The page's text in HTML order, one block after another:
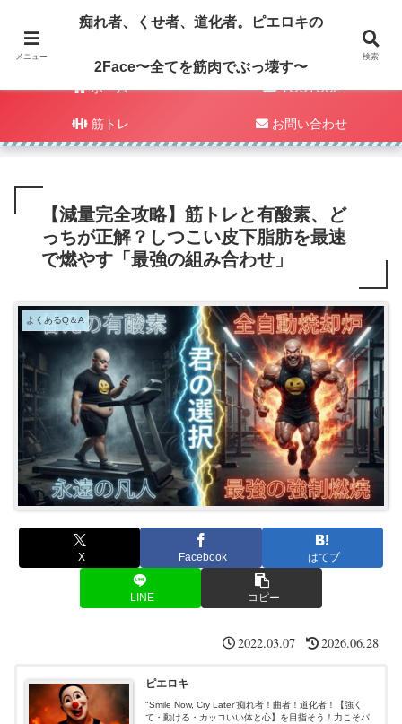
ホーム YOUTUBE
筋トレ お問い合わせ
【減量完全攻略】筋トレと有酸素、ど
っちが正解？しつこい皮下脂肪を最速
で燃やす「最強の組み合わせ」
よくあるQ＆A
X Facebook はてブ
LINE コピー
2022.03.07 2026.06.28
ピエロキ
"Smile Now, Cry Later”痴れ者！曲者！道化者！【強く
て・動ける・カッコいい体と心】を目指そう！力こそパ
メニュー
痴れ者、くせ者、道化者。ピエロキの
2Face〜全てを筋肉でぶっ壊す〜
検索